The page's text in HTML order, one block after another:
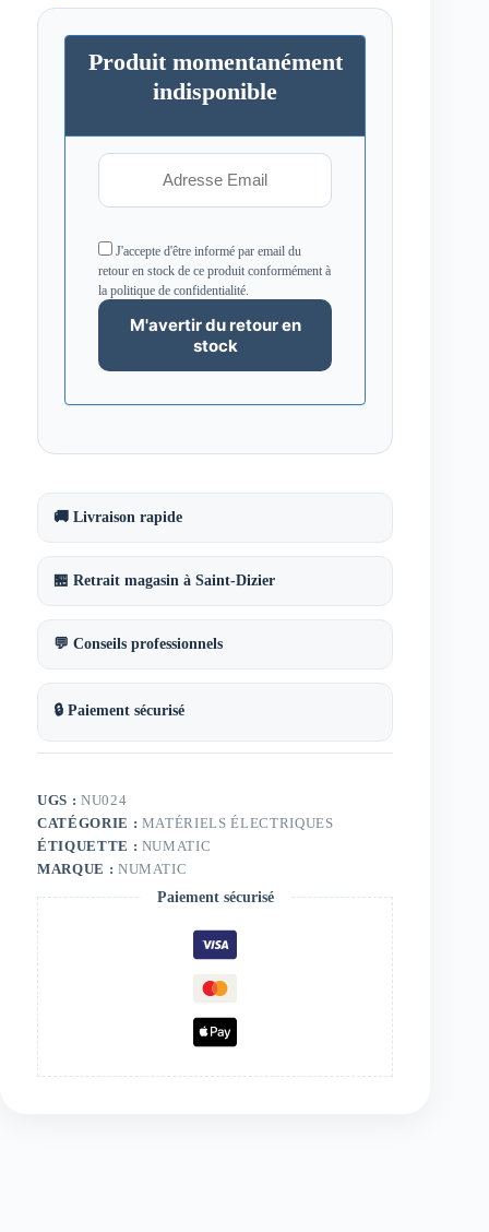
Produit momentanément
indisponible
J'accepte d'être informé par email du
retour en stock de ce produit conformément à
la politique de confidentialité.
🚚 Livraison rapide
🏪 Retrait magasin à Saint-Dizier
💬 Conseils professionnels
🔒 Paiement sécurisé
UGS : NU024
CATÉGORIE : MATÉRIELS ÉLECTRIQUES
ÉTIQUETTE : NUMATIC
MARQUE : NUMATIC
Paiement sécurisé